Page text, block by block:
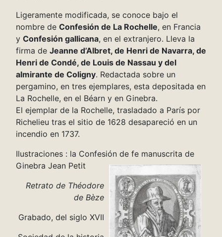
Ligeramente modificada, se conoce bajo el
nombre de Confesión de La Rochelle, en Francia
y Confesión gallicana, en el extranjero. Lleva la
firma de Jeanne d’Albret, de Henri de Navarra, de
Henri de Condé, de Louis de Nassau y del
almirante de Coligny. Redactada sobre un
pergamino, en tres ejemplares, esta depositada en
La Rochelle, en el Béarn y en Ginebra.
El ejemplar de la Rochelle, trasladado a París por
Richelieu tras el sitio de 1628 desapareció en un
incendio en 1737.
Ilustraciones : la Confesión de fe manuscrita de
Ginebra Jean Petit
Retrato de Théodore
de Bèze
Grabado, del siglo XVII